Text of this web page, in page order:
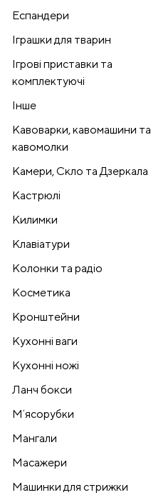
Еспандери
Іграшки для тварин
Ігрові приставки та
комплектуючі
Інше
Кавоварки, кавомашини та
кавомолки
Камери, Скло та Дзеркала
Кастрюлі
Килимки
Клавіатури
Колонки та радіо
Косметика
Кронштейни
Кухонні ваги
Кухонні ножі
Ланч бокси
Мʼясорубки
Мангали
Масажери
Машинки для стрижки